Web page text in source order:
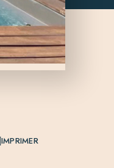
IMPRIMER